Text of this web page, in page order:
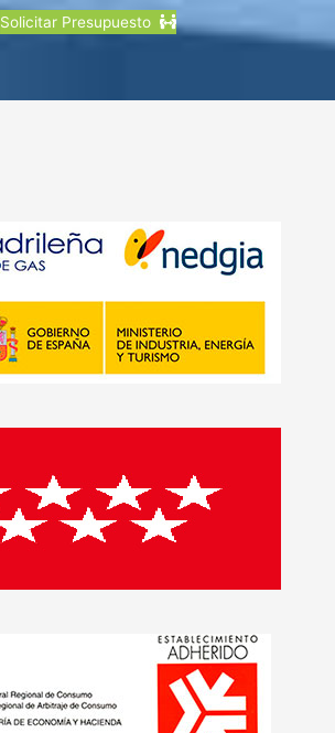
Solicitar Presupuesto